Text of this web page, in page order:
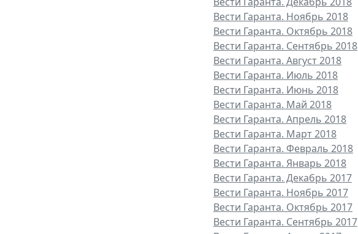
Вести Гаранта. Ноябрь 2018
Вести Гаранта. Октябрь 2018
Вести Гаранта. Сентябрь 2018
Вести Гаранта. Август 2018
Вести Гаранта. Июль 2018
Вести Гаранта. Июнь 2018
Вести Гаранта. Май 2018
Вести Гаранта. Апрель 2018
Вести Гаранта. Март 2018
Вести Гаранта. Февраль 2018
Вести Гаранта. Январь 2018
Вести Гаранта. Декабрь 2017
Вести Гаранта. Ноябрь 2017
Вести Гаранта. Октябрь 2017
Вести Гаранта. Сентябрь 2017